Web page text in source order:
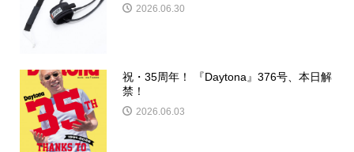
2026.06.30
祝・35周年！ 『Daytona』376号、本日解
禁！
2026.06.03